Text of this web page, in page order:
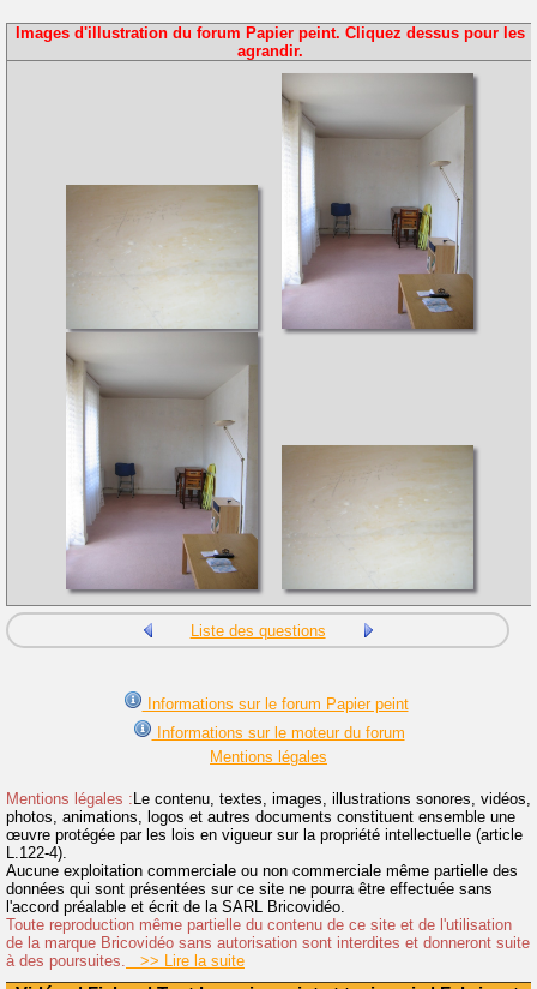
Images d'illustration du forum Papier peint. Cliquez dessus pour les
agrandir.
Liste des questions
Informations sur le forum Papier peint
Informations sur le moteur du forum
Mentions légales
Mentions légales :Le contenu, textes, images, illustrations sonores, vidéos,
photos, animations, logos et autres documents constituent ensemble une
œuvre protégée par les lois en vigueur sur la propriété intellectuelle (article
L.122-4).
Aucune exploitation commerciale ou non commerciale même partielle des
données qui sont présentées sur ce site ne pourra être effectuée sans
l'accord préalable et écrit de la SARL Bricovidéo.
Toute reproduction même partielle du contenu de ce site et de l'utilisation
de la marque Bricovidéo sans autorisation sont interdites et donneront suite
à des poursuites.
>> Lire la suite